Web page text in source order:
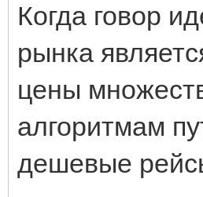
Когда говор
рынка
цены
алгоритмам
дешевые